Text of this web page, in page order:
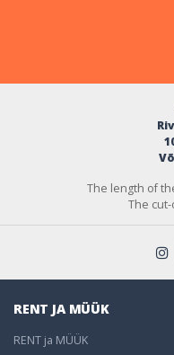
The length of
The
RENT JA MÜÜK
RENT ja MÜÜK